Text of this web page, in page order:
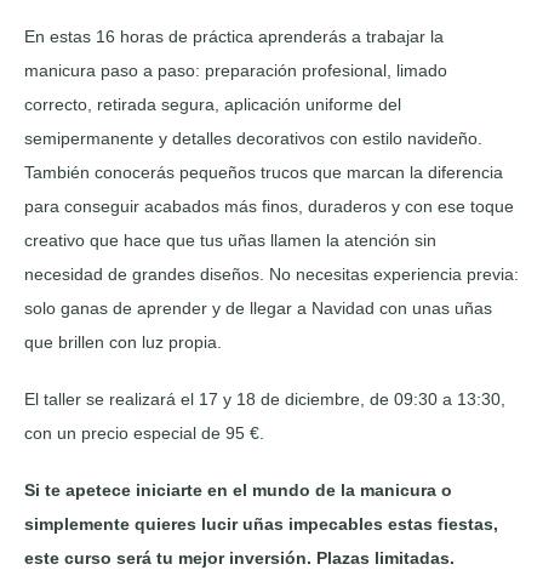
En estas 16 horas de práctica aprenderás a trabajar la
manicura paso a paso: preparación profesional, limado
correcto, retirada segura, aplicación uniforme del
semipermanente y detalles decorativos con estilo navideño.
También conocerás pequeños trucos que marcan la diferencia
para conseguir acabados más finos, duraderos y con ese toque
creativo que hace que tus uñas llamen la atención sin
necesidad de grandes diseños. No necesitas experiencia previa:
solo ganas de aprender y de llegar a Navidad con unas uñas
que brillen con luz propia.
El taller se realizará el 17 y 18 de diciembre, de 09:30 a 13:30,
con un precio especial de 95 €.
Si te apetece iniciarte en el mundo de la manicura o
simplemente quieres lucir uñas impecables estas fiestas,
este curso será tu mejor inversión. Plazas limitadas.